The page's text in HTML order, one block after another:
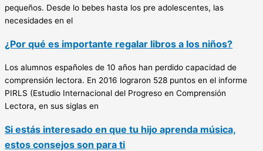
pequeños. Desde lo bebes hasta los pre adolescentes, las
necesidades en el
¿Por qué es importante regalar libros a los niños?
Los alumnos españoles de 10 años han perdido capacidad de
comprensión lectora. En 2016 lograron 528 puntos en el informe
PIRLS (Estudio Internacional del Progreso en Comprensión
Lectora, en sus siglas en
Si estás interesado en que tu hijo aprenda música,
estos consejos son para ti